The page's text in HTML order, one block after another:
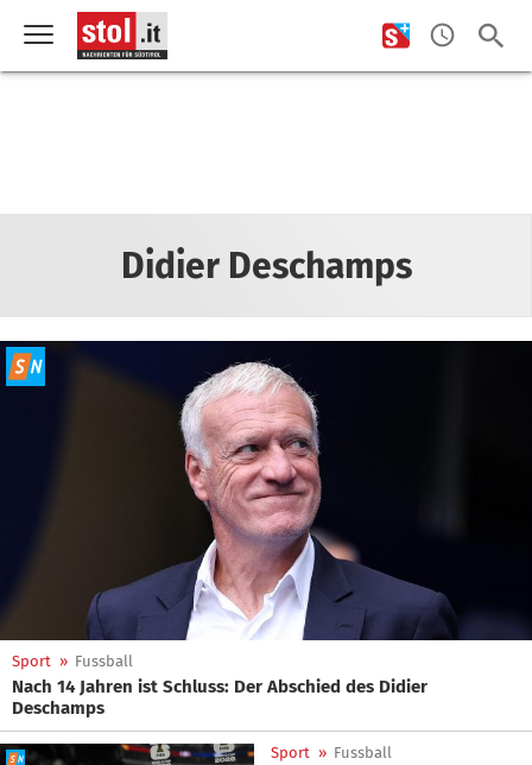
Didier Deschamps
Sport » Fussball
Nach 14 Jahren ist Schluss: Der Abschied des Didier
Deschamps
Sport » Fussball